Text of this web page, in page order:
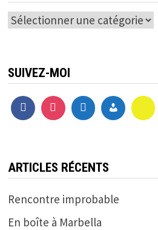
Catégories
SUIVEZ-MOI
ARTICLES RÉCENTS
Rencontre improbable
En boîte à Marbella